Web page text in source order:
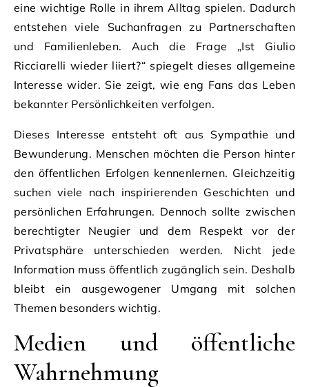
eine wichtige Rolle in ihrem Alltag spielen. Dadurch
entstehen viele Suchanfragen zu Partnerschaften
und Familienleben. Auch die Frage „Ist Giulio
Ricciarelli wieder liiert?“ spiegelt dieses allgemeine
Interesse wider. Sie zeigt, wie eng Fans das Leben
bekannter Persönlichkeiten verfolgen.
Dieses Interesse entsteht oft aus Sympathie und
Bewunderung. Menschen möchten die Person hinter
den öffentlichen Erfolgen kennenlernen. Gleichzeitig
suchen viele nach inspirierenden Geschichten und
persönlichen Erfahrungen. Dennoch sollte zwischen
berechtigter Neugier und dem Respekt vor der
Privatsphäre unterschieden werden. Nicht jede
Information muss öffentlich zugänglich sein. Deshalb
bleibt ein ausgewogener Umgang mit solchen
Themen besonders wichtig.
Medien und öffentliche
Wahrnehmung